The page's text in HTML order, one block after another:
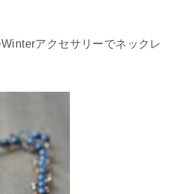
アクセサリーでネックレ